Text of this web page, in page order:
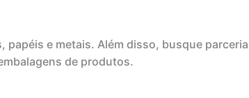
e metais. Além disso, busque
de produtos.